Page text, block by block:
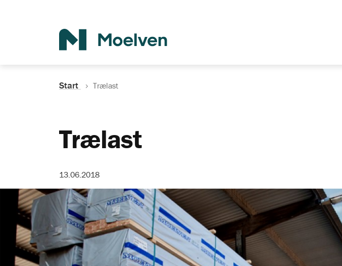
Start Trælast
Trælast
13.06.2018